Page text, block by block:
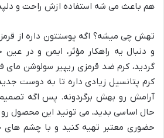
هم باعث می شه استفاده ازش راحت و
تهش چی میشه؟ اگه پوستتون داره از
و دنبال یه راهکار مؤثر، ایمن و در
گردید، کرم ضد قرمزی ریپیر سولوشن مای
کرم پتانسیل زیادی داره تا به دوست
آرامش رو بهش برگردونه. پس اگه
حال اساسی بدید، می تونید این محصول رو
حضوری معتبر تهیه کنید و با چشم های